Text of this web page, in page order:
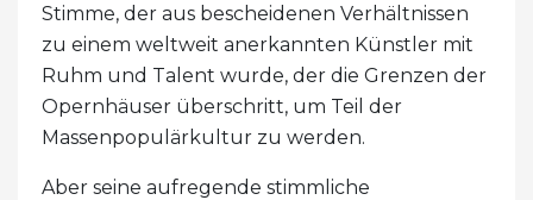
Stimme, der aus bescheidenen Verhältnissen
zu einem weltweit anerkannten Künstler mit
Ruhm und Talent wurde, der die Grenzen der
Opernhäuser überschritt, um Teil der
Massenpopulärkultur zu werden.
Aber seine aufregende stimmliche